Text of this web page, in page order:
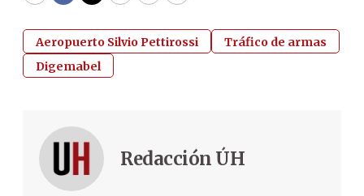
Aeropuerto Silvio Pettirossi
Tráfico de armas
Digemabel
Redacción ÚH